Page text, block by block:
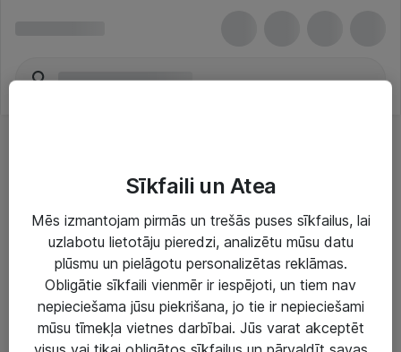
Risinājumi & Pakalpojumi
IT serviss un atbalsts
IT infrastruktūra
Sīkfaili un Atea
Mēs izmantojam pirmās un trešās puses sīkfailus, lai
uzlabotu lietotāju pieredzi, analizētu mūsu datu
plūsmu un pielāgotu personalizētas reklāmas.
Obligātie sīkfaili vienmēr ir iespējoti, un tiem nav
nepieciešama jūsu piekrišana, jo tie ir nepieciešami
mūsu tīmekļa vietnes darbībai. Jūs varat akceptēt